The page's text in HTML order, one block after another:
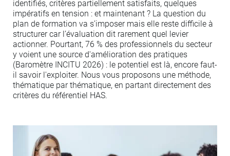
identifiés, critères partiellement satisfaits, quelques
impératifs en tension : et maintenant ? La question du
plan de formation va s’imposer mais elle reste difficile à
structurer car l’évaluation dit rarement quel levier
actionner. Pourtant, 76 % des professionnels du secteur
y voient une source d'amélioration des pratiques
(Baromètre INCITU 2026) : le potentiel est là, encore faut-
il savoir l'exploiter. Nous vous proposons une méthode,
thématique par thématique, en partant directement des
critères du référentiel HAS.